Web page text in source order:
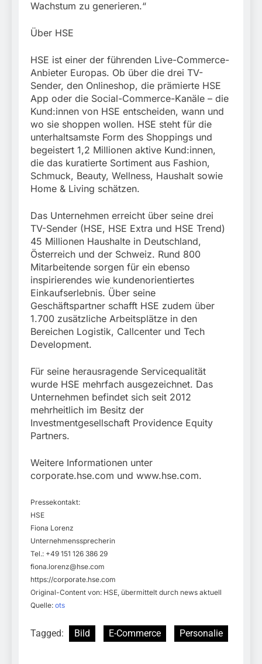
Wachstum zu generieren.“
Über HSE
HSE ist einer der führenden Live-Commerce-
Anbieter Europas. Ob über die drei TV-
Sender, den Onlineshop, die prämierte HSE
App oder die Social-Commerce-Kanäle – die
Kund:innen von HSE entscheiden, wann und
wo sie shoppen wollen. HSE steht für die
unterhaltsamste Form des Shoppings und
begeistert 1,2 Millionen aktive Kund:innen,
die das kuratierte Sortiment aus Fashion,
Schmuck, Beauty, Wellness, Haushalt sowie
Home & Living schätzen.
Das Unternehmen erreicht über seine drei
TV-Sender (HSE, HSE Extra und HSE Trend)
45 Millionen Haushalte in Deutschland,
Österreich und der Schweiz. Rund 800
Mitarbeitende sorgen für ein ebenso
inspirierendes wie kundenorientiertes
Einkaufserlebnis. Über seine
Geschäftspartner schafft HSE zudem über
1.700 zusätzliche Arbeitsplätze in den
Bereichen Logistik, Callcenter und Tech
Development.
Für seine herausragende Servicequalität
wurde HSE mehrfach ausgezeichnet. Das
Unternehmen befindet sich seit 2012
mehrheitlich im Besitz der
Investmentgesellschaft Providence Equity
Partners.
Weitere Informationen unter
corporate.hse.com und www.hse.com.
Pressekontakt:
HSE
Fiona Lorenz
Unternehmenssprecherin
Tel.: +49 151 126 386 29
fiona.lorenz@hse.com
https://corporate.hse.com
Original-Content von: HSE, übermittelt durch news aktuell
Quelle: ots
Tagged: Bild E-Commerce Personalie